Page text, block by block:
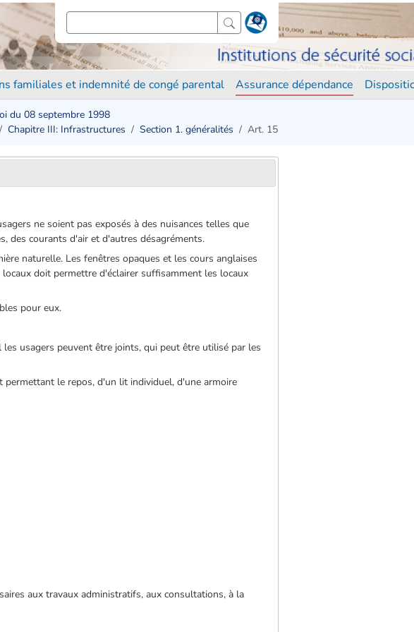
familiales et indemnité de congé parental Assurance dépendance
du 08 septembre 1998
Chapitre III: Infrastructures Section 1. généralités Art. 15
ne soient pas exposés à des nuisances telles que
des courants d'air et d'autres désagréments.
naturelle. Les fenêtres opaques et les cours anglaises
doit permettre d'éclairer suffisamment les locaux
pour eux.
usagers peuvent être joints, qui peut être utilisé par les
le repos, d'un lit individuel, d'une armoire
aux travaux administratifs, aux consultations, à la